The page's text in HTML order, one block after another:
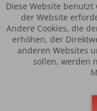
Diese Website
der Website
Andere Cookies, die
erhöhen, der
anderen Websites
sollen, werden